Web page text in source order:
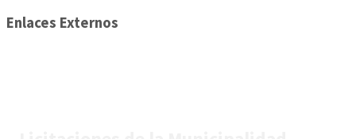
Enlaces Externos